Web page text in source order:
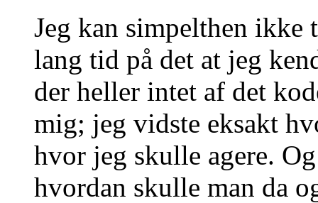
Jeg kan simpelthen ikke
lang tid på det at jeg
der heller intet af det
mig; jeg vidste eksakt
hvor jeg skulle agere.
hvordan skulle man da